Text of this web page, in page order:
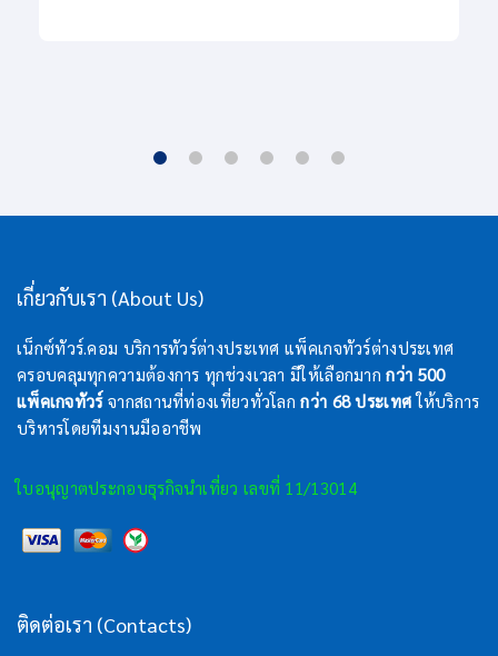
เกี่ยวกับเรา (About Us)
เน็กซ์ทัวร์.คอม บริการทัวร์ต่างประเทศ แพ็คเกจทัวร์ต่างประเทศ
ครอบคลุมทุกความต้องการ ทุกช่วงเวลา มีให้เลือกมากกว่า 500
แพ็คเกจทัวร์จากสถานที่ท่องเที่ยวทั่วโลกกว่า 68 ประเทศให้บริการ
บริหารโดยทีมงานมืออาชีพ
ใบอนุญาตประกอบธุรกิจนำเที่ยว เลขที่ 11/13014
ติดต่อเรา (Contacts)